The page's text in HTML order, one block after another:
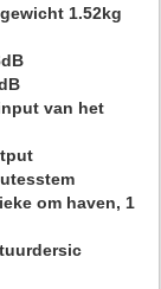
1.52kg
van het
om haven, 1